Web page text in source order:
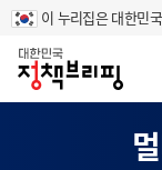
이 누리집은 대한민
홈